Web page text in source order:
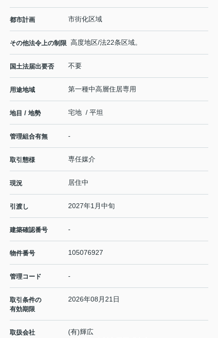
都市計画 市街化区域
その他法令上の制限 高度地区/法22条区域。
国土法届出要否 不要
用途地域 第一種中高層住居専用
地目 / 地勢 宅地 / 平坦
管理組合有無 -
取引態様 専任媒介
現況 居住中
引渡し 2027年1月中旬
建築確認番号 -
物件番号 105076927
管理コード -
取引条件の
有効期限
2026年08月21日
取扱会社
(有)輝広